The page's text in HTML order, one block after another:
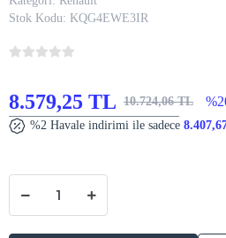
Stok Kodu: KQG4EWE3IR
8.579,25 TL 10.724,06 TL
%2 Havale indirimi ile sadece